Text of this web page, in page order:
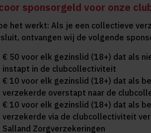
sponsorgeld voor onze
het werkt: Als je een collectieve
ontvangen wij de volgende
€ 50 voor elk gezinslid (18+) dat als
instapt in de clubcollectiviteit
€ 10 voor elk gezinslid (18+) dat als
verzekerde overstapt naar de
€ 10 voor elk gezinslid (18+) dat als
verzekerde via de clubcollectiviteit
Salland Zorgverzekeringen